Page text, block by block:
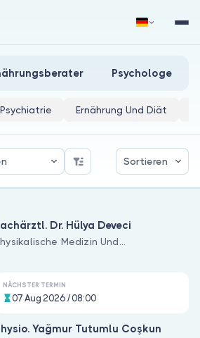
Sie Arzt?
Anmelden
Und Rehabilitation Ärzte
Psychologe
Psychiatrie Ernährung Und Diät
Sortieren
Dr. Hülya Deveci
Medizin Und
NÄCHSTER TERMIN
07 Aug 2026 / 08:00
Yağmur Tutumlu Coşkun